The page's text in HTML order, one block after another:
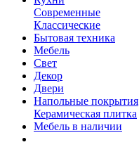
Современные
Классические
Бытовая техника
Мебель
Свет
Декор
Двери
Напольные покрытия
Керамическая плитка
Мебель в наличии